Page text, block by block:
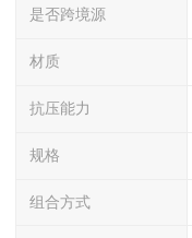
是否跨境源
材质
抗压能力
规格
组合方式